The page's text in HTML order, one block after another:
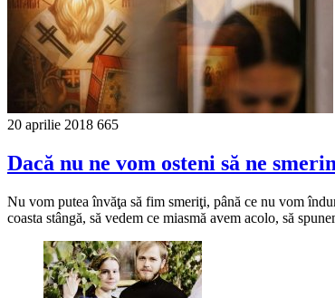
20 aprilie 2018 665
Dacă nu ne vom osteni să ne
Nu vom putea învăţa să fim smeriţi, până ce nu vom
coasta stângă, să vedem ce miasmă avem acolo, să